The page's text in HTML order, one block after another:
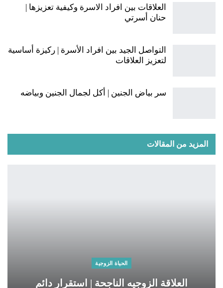
العلاقات بين افراد الاسرة وكيفية تعزيزها |
حنان أسرتي
التواصل الجيد بين افراد الأسرة | ركيزة أساسية
لتعزيز العلاقات
سر بياض الجنين | أكل لجمال الجنين وبياضه
المزيد من المقالات
الحياة الزوجية
العلاقة الزوجيه الناجحة | استقرار دائم